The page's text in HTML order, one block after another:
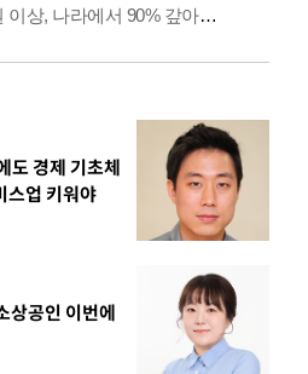
도 높여야…폭염 문제도 입추 코앞인데
도 경제 기초체
업 키워야
상공인 이번에